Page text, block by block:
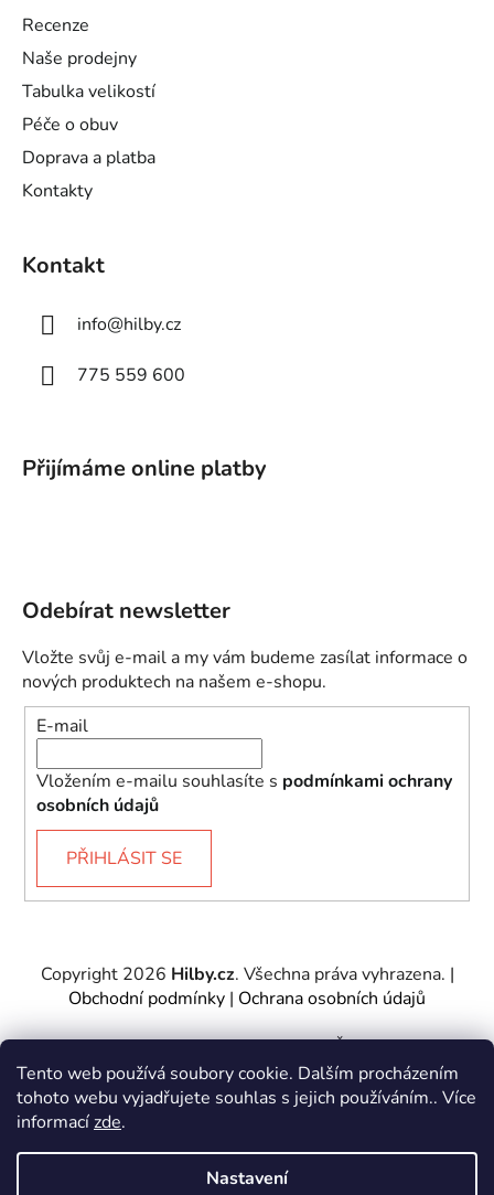
Tento web používá soubory cookie. Dalším procházením
tohoto webu vyjadřujete souhlas s jejich používáním.. Více
informacízde.
Nastavení
Recenze
Naše prodejny
Tabulka velikostí
Péče o obuv
Doprava a platba
Kontakty
Kontakt
info@hilby.cz
775 559 600
Přijímáme online platby
Odebírat newsletter
Vložte svůj e-mail a my vám budeme zasílat informace o
nových produktech na našem e-shopu.
E-mail
Vložením e-mailu souhlasíte s podmínkami ochrany
osobních údajů
PŘIHLÁSIT SE
Copyright 2026 Hilby.cz. Všechna práva vyhrazena. |
Obchodní podmínky | Ochrana osobních údajů
Provozovatel e-shopu: Hilby CZ s.r.o., IČ: 27467317, se
sídlem Soukenická 2082/7,11000 Praha 1 – Nové
Město.
Společnost je zapsána u Městského soudu v Praze -